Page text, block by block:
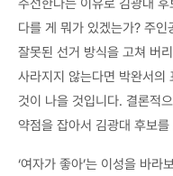
다를 게 뭐가 있겠는가? 주
잘못된 선거 방식을 고쳐 버
사라지지 않는다면 박완서의
것이 나을 것입니다. 결론적
약점을 잡아서 김광대 후보
‘여자가 좋아’는 이성을 바